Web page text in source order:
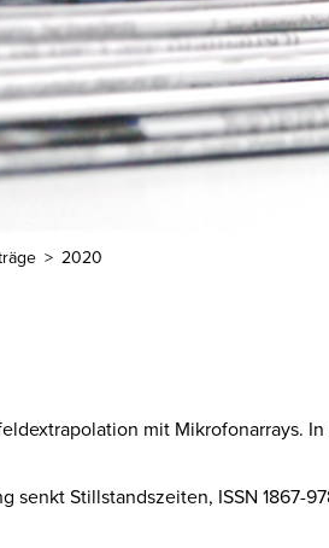
2020
mit Mikrofonarrays. In
Stillstandszeiten, ISSN 1867-